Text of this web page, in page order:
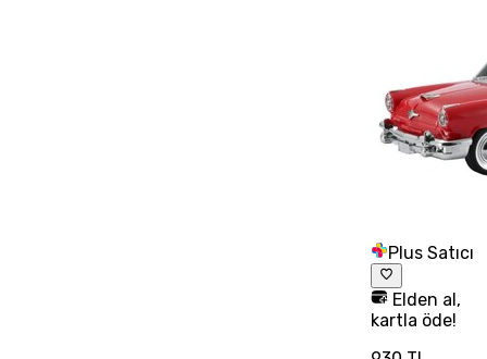
Plus Satıcı
Elden al,
kartla öde!